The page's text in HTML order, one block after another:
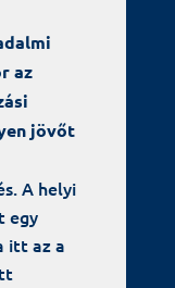
az
jövőt
A helyi
egy
itt az a